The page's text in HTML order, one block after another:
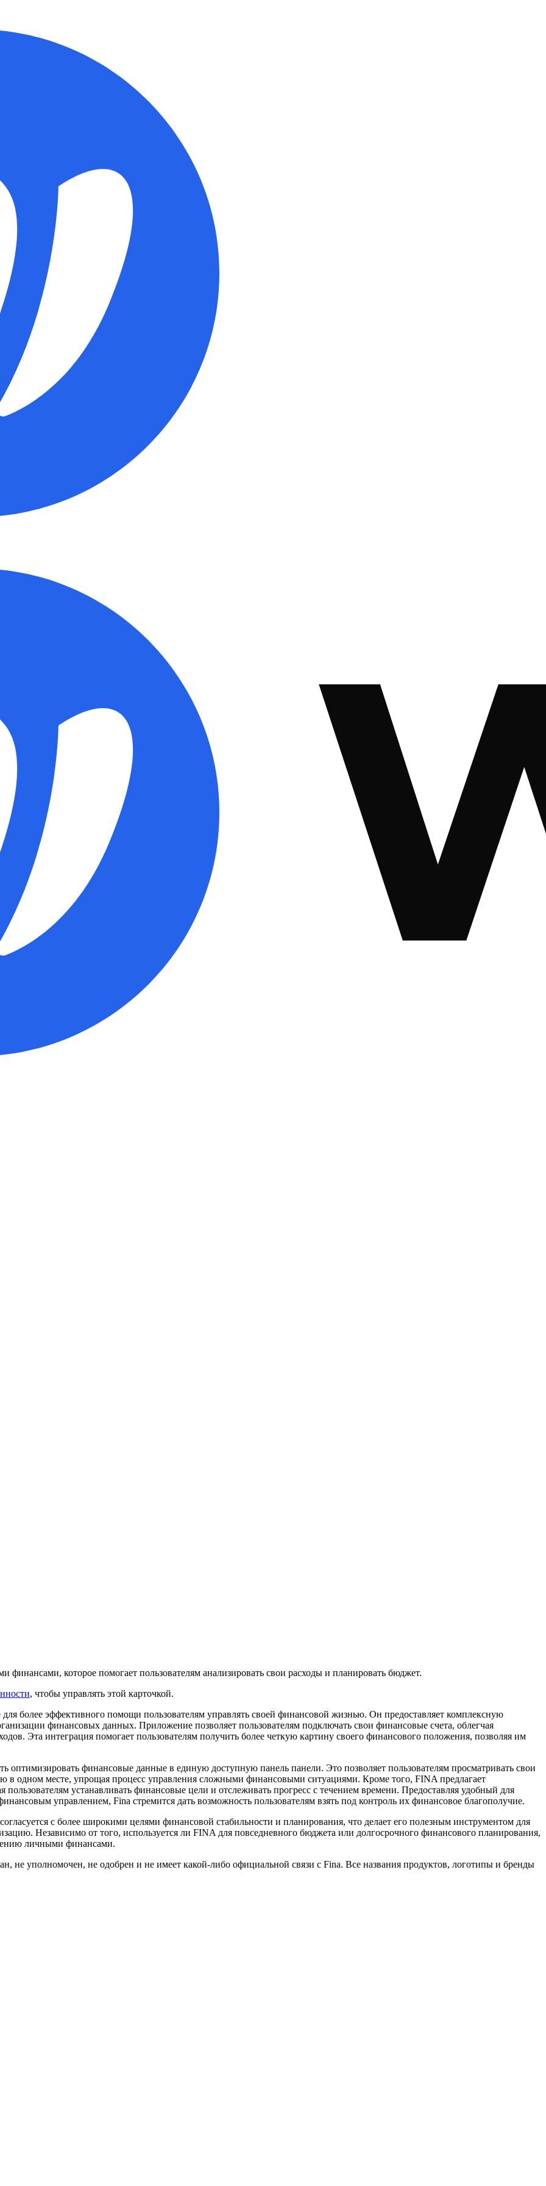
которое помогает пользователям анализировать свои расходы и планировать бюджет.
, чтобы управлять этой карточкой.
более эффективного помощи пользователям управлять своей финансовой жизнью. Он предоставляет комплексную
финансовых данных. Приложение позволяет пользователям подключать свои финансовые счета, облегчая
Эта интеграция помогает пользователям получить более четкую картину своего финансового положения, позволяя им
оптимизировать финансовые данные в единую доступную панель панели. Это позволяет пользователям просматривать свои
одном месте, упрощая процесс управления сложными финансовыми ситуациями. Кроме того, FINA предлагает
устанавливать финансовые цели и отслеживать прогресс с течением времени. Предоставляя удобный для
управлением, Fina стремится дать возможность пользователям взять под контроль их финансовое благополучие.
с более широкими целями финансовой стабильности и планирования, что делает его полезным инструментом для
Независимо от того, используется ли FINA для повседневного бюджета или долгосрочного финансового планирования,
личными финансами.
не уполномочен, не одобрен и не имеет какой-либо официальной связи с Fina. Все названия продуктов, логотипы и бренды